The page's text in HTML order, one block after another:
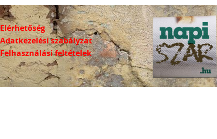
Elérhetőség
Adatkezelési szabályzat
Felhasználási feltételek